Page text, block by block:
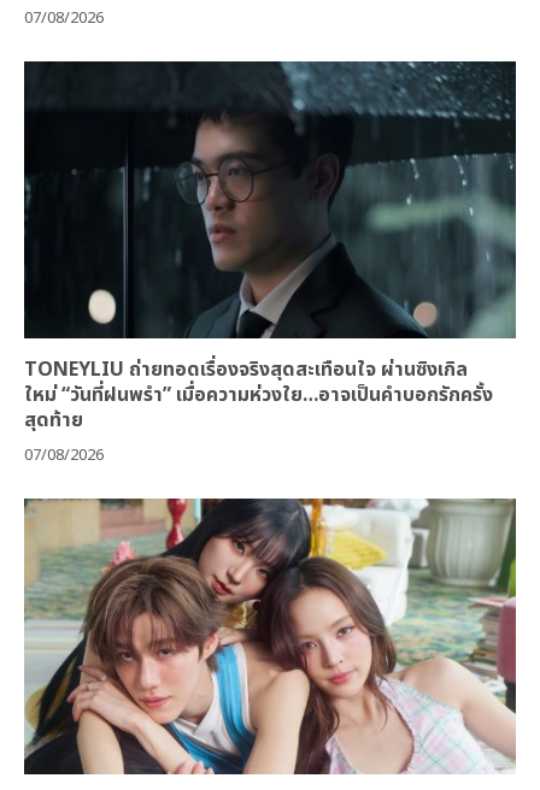
07/08/2026
TONEYLIU ถ่ายทอดเรื่องจริงสุดสะเทือนใจ ผ่านซิงเกิล
ใหม่ “วันที่ฝนพรำ” เมื่อความห่วงใย…อาจเป็นคำบอกรักครั้ง
สุดท้าย
07/08/2026